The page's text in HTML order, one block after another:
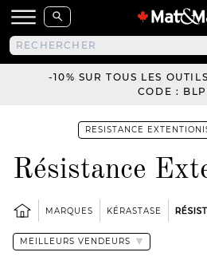
-10% SUR TOUS LES
CODE :
Résistance
MARQUES KÉRASTASE